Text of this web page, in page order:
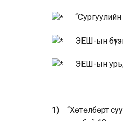
“Сургуулийн
ЭЕШ-ын
ЭЕШ-ын
1) “Хөтөлбөрт